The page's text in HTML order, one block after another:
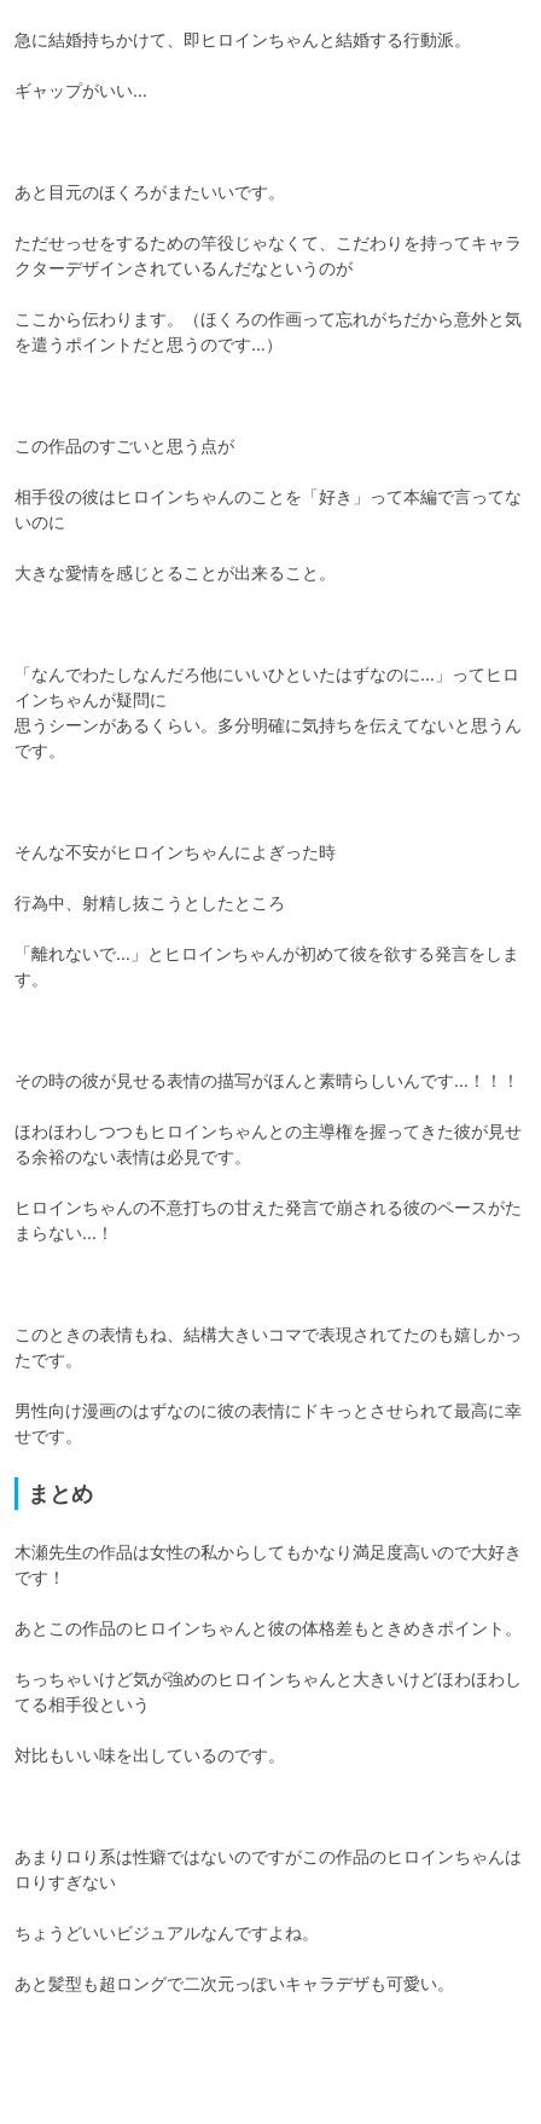
急に結婚持ちかけて、即ヒロインちゃんと結婚する行動派。
ギャップがいい…
あと目元のほくろがまたいいです。
ただせっせをするための竿役じゃなくて、こだわりを持ってキャラ
クターデザインされているんだなというのが
ここから伝わります。（ほくろの作画って忘れがちだから意外と気
を遣うポイントだと思うのです…）
この作品のすごいと思う点が
相手役の彼はヒロインちゃんのことを「好き」って本編で言ってな
いのに
大きな愛情を感じとることが出来ること。
「なんでわたしなんだろ他にいいひといたはずなのに…」ってヒロ
インちゃんが疑問に
思うシーンがあるくらい。多分明確に気持ちを伝えてないと思うん
です。
そんな不安がヒロインちゃんによぎった時
行為中、射精し抜こうとしたところ
「離れないで…」とヒロインちゃんが初めて彼を欲する発言をしま
す。
その時の彼が見せる表情の描写がほんと素晴らしいんです…！！！
ほわほわしつつもヒロインちゃんとの主導権を握ってきた彼が見せ
る余裕のない表情は必見です。
ヒロインちゃんの不意打ちの甘えた発言で崩される彼のペースがた
まらない…！
このときの表情もね、結構大きいコマで表現されてたのも嬉しかっ
たです。
男性向け漫画のはずなのに彼の表情にドキっとさせられて最高に幸
せです。
まとめ
木瀬先生の作品は女性の私からしてもかなり満足度高いので大好き
です！
あとこの作品のヒロインちゃんと彼の体格差もときめきポイント。
ちっちゃいけど気が強めのヒロインちゃんと大きいけどほわほわし
てる相手役という
対比もいい味を出しているのです。
あまりロり系は性癖ではないのですがこの作品のヒロインちゃんは
ロりすぎない
ちょうどいいビジュアルなんですよね。
あと髪型も超ロングで二次元っぽいキャラデザも可愛い。